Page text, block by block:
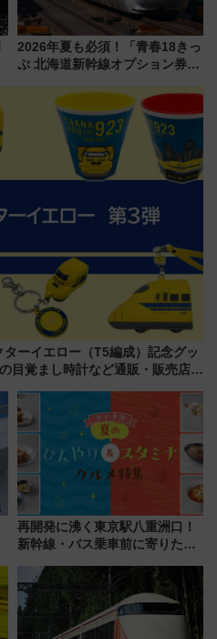
2026年夏も必須！「青春18きっ
ぷ 北海道新幹線オプション券」
ターイエロー（T5編成）記念グッ
目覚まし時計など通販・販売店舗
再開発に沸く東京駅八重洲口！
新幹線・バス乗車前に寄りたい
やり＆スタミナグルメ」6選【新
店舗も！】